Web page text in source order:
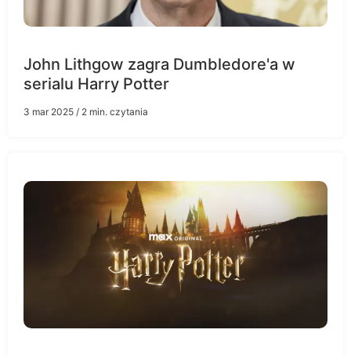
John Lithgow zagra Dumbledore'a w
serialu Harry Potter
3 mar 2025 / 2 min. czytania